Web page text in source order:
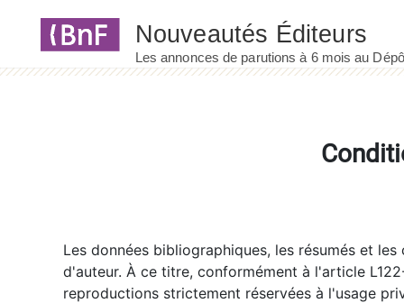
Les données bibliographiques, les résumés et
d'auteur. À ce titre, conformément à l'article
reproductions strictement réservées à l'usage